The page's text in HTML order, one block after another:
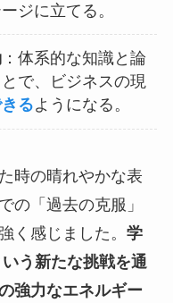
ジに立てる。
：体系的な知識と論
で、ビジネスの現
るようになる。
時の晴れやかな表
の「過去の克服」
く感じました。 学
う新たな挑戦を通
強力なエネルギー